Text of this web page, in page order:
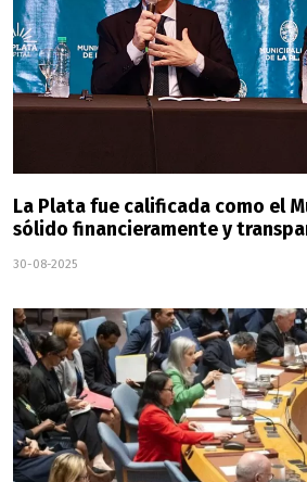
La Plata fue calificada como el
sólido financieramente y
30-08-2025